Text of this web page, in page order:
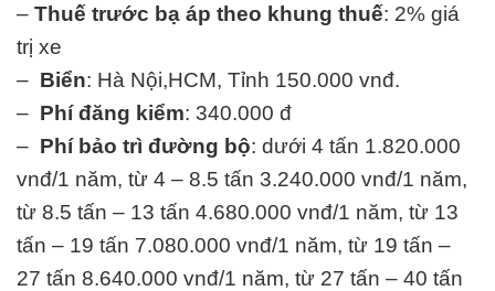
– Thuế trước bạ áp theo khung thuế: 2% giá
trị xe
– Biển: Hà Nội,HCM, Tỉnh 150.000 vnđ.
– Phí đăng kiểm: 340.000 đ
– Phí bảo trì đường bộ: dưới 4 tấn 1.820.000
vnđ/1 năm, từ 4 – 8.5 tấn 3.240.000 vnđ/1 năm,
từ 8.5 tấn – 13 tấn 4.680.000 vnđ/1 năm, từ 13
tấn – 19 tấn 7.080.000 vnđ/1 năm, từ 19 tấn –
27 tấn 8.640.000 vnđ/1 năm, từ 27 tấn – 40 tấn